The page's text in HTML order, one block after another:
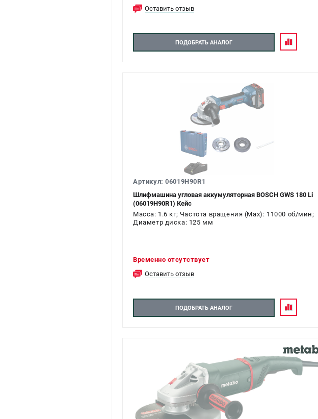
Оставить отзыв
ПОДОБРАТЬ АНАЛОГ
Артикул: 06019H90R1
Шлифмашина угловая аккумуляторная BOSCH GWS 180 Li
(06019H90R1) Кейс
Масса: 1.6 кг; Частота вращения (Max): 11000 об/мин;
Диаметр диска: 125 мм
Временно отсутствует
Оставить отзыв
ПОДОБРАТЬ АНАЛОГ